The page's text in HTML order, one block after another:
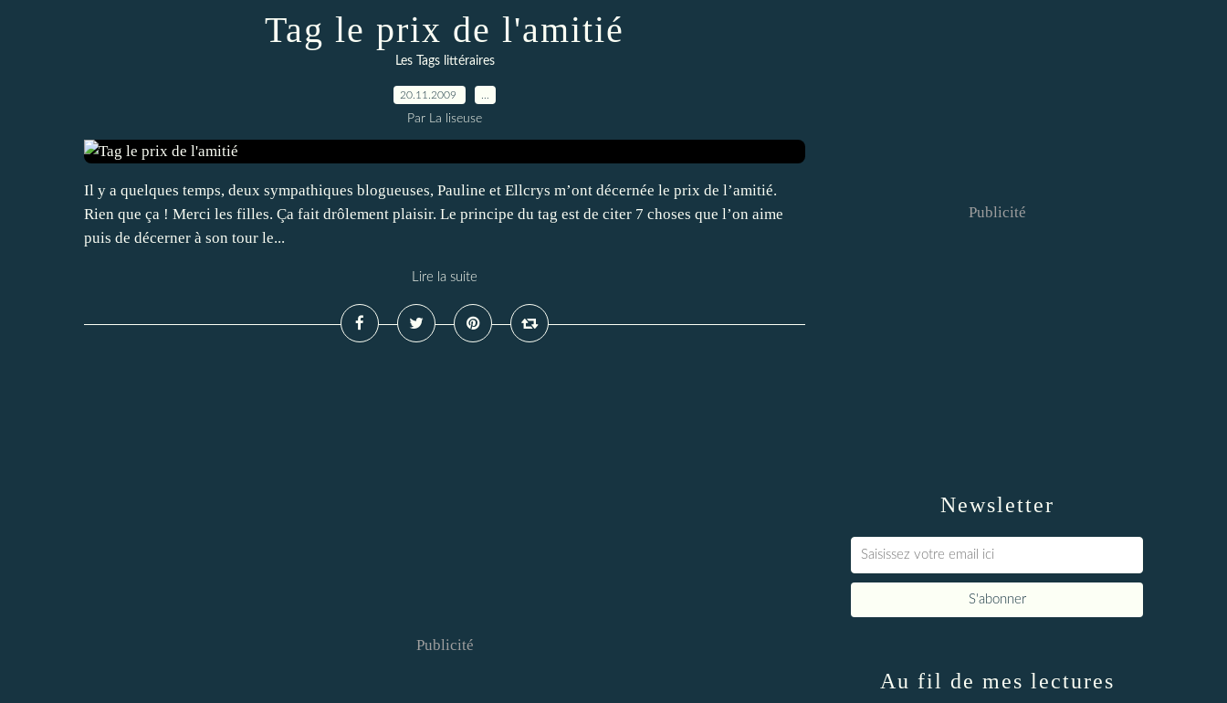
Tag le prix de l'amitié
Les Tags littéraires
20.11.2009
Par La liseuse
Il y a quelques temps, deux sympathiques blogueuses, Pauline et Ellcrys m’ont décernée le prix de l’amitié.
Rien que ça ! Merci les filles. Ça fait drôlement plaisir. Le principe du tag est de citer 7 choses que l’on aime
puis de décerner à son tour le...
Lire la suite
Publicité
Newsletter
Publicité
Au fil de mes lectures